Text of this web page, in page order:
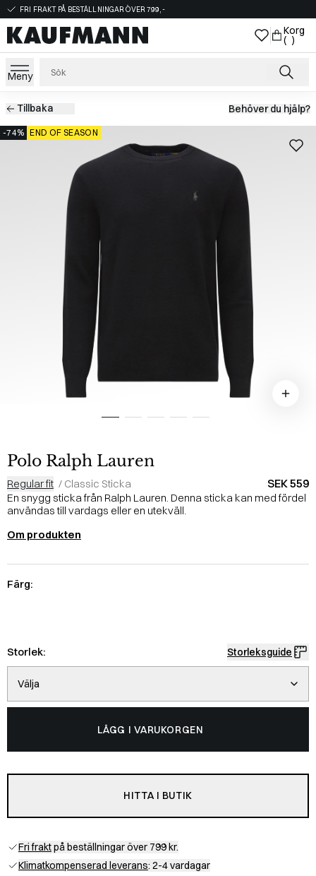
FRI FRAKT PÅ BESTÄLLNINGAR ÖVER 799,-
Korg
( )
Meny
Tillbaka Behöver du hjälp?
-74% END OF SEASON
Polo Ralph Lauren
Regular fit / Classic Sticka SEK 559
En snygg sticka från Ralph Lauren. Denna sticka kan med fördel
användas till vardags eller en utekväll.
Om produkten
Färg:
Storlek: Storleksguide
Välja
LÄGG I VARUKORGEN
HITTA I BUTIK
Fri fraktpå beställningar över 799 kr.
Klimatkompenserad leverans: 2-4 vardagar